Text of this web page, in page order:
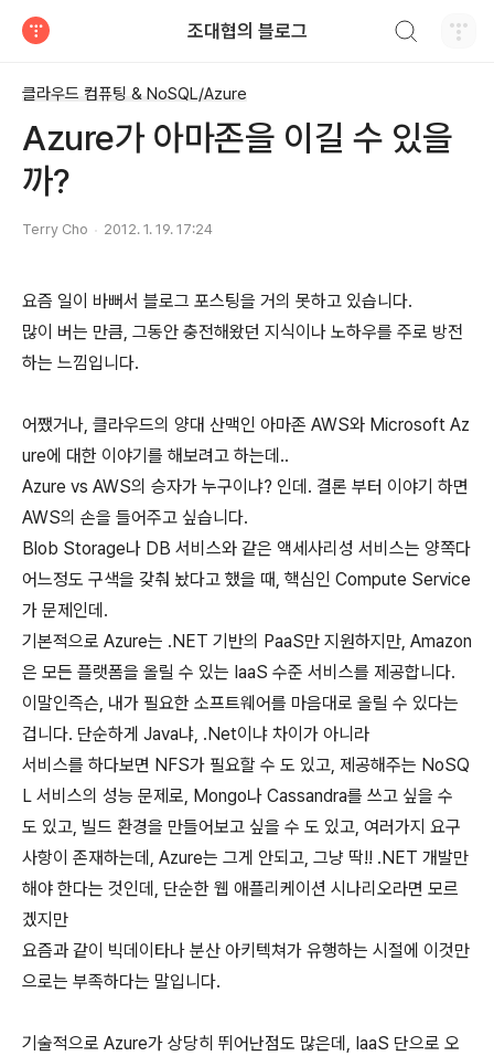
조대협의 블로그
클라우드 컴퓨팅 & NoSQL/Azure
Azure가 아마존을 이길 수 있을
까?
Terry Cho 2012. 1. 19. 17:24
요즘 일이 바뻐서 블로그 포스팅을 거의 못하고 있습니다.
많이 버는 만큼, 그동안 충전해왔던 지식이나 노하우를 주로 방전
하는 느낌입니다.
어쨌거나, 클라우드의 양대 산맥인 아마존 AWS와 Microsoft Az
ure에 대한 이야기를 해보려고 하는데..
Azure vs AWS의 승자가 누구이냐? 인데. 결론 부터 이야기 하면
AWS의 손을 들어주고 싶습니다.
Blob Storage나 DB 서비스와 같은 액세사리성 서비스는 양쪽다
어느정도 구색을 갖춰 놨다고 했을 때, 핵심인 Compute Service
가 문제인데.
기본적으로 Azure는 .NET 기반의 PaaS만 지원하지만, Amazon
은 모든 플랫폼을 올릴 수 있는 IaaS 수준 서비스를 제공합니다.
이말인즉슨, 내가 필요한 소프트웨어를 마음대로 올릴 수 있다는
겁니다. 단순하게 Java냐, .Net이냐 차이가 아니라
서비스를 하다보면 NFS가 필요할 수 도 있고, 제공해주는 NoSQ
L 서비스의 성능 문제로, Mongo나 Cassandra를 쓰고 싶을 수
도 있고, 빌드 환경을 만들어보고 싶을 수 도 있고, 여러가지 요구
사항이 존재하는데, Azure는 그게 안되고, 그냥 딱!! .NET 개발만
해야 한다는 것인데, 단순한 웹 애플리케이션 시나리오라면 모르
겠지만
요즘과 같이 빅데이타나 분산 아키텍쳐가 유행하는 시절에 이것만
으로는 부족하다는 말입니다.
기술적으로 Azure가 상당히 뛰어난점도 많은데, IaaS 단으로 오